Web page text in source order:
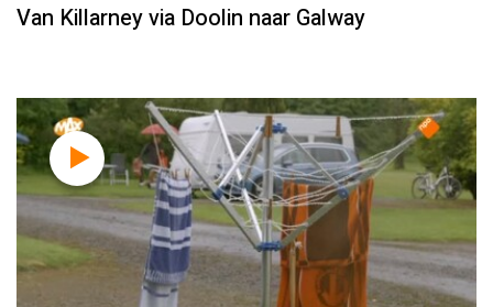
Van Killarney via Doolin naar Galway